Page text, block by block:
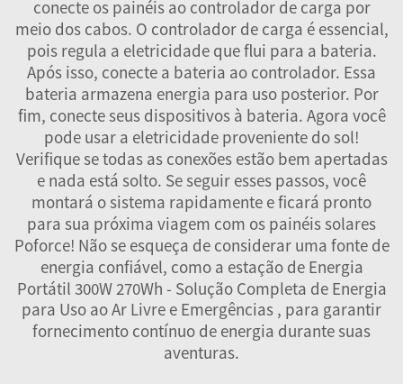
conecte os painéis ao controlador de carga por
meio dos cabos. O controlador de carga é essencial,
pois regula a eletricidade que flui para a bateria.
Após isso, conecte a bateria ao controlador. Essa
bateria armazena energia para uso posterior. Por
fim, conecte seus dispositivos à bateria. Agora você
pode usar a eletricidade proveniente do sol!
Verifique se todas as conexões estão bem apertadas
e nada está solto. Se seguir esses passos, você
montará o sistema rapidamente e ficará pronto
para sua próxima viagem com os painéis solares
Poforce! Não se esqueça de considerar uma fonte de
energia confiável, como a estação de Energia
Portátil 300W 270Wh - Solução Completa de Energia
para Uso ao Ar Livre e Emergências , para garantir
fornecimento contínuo de energia durante suas
aventuras.